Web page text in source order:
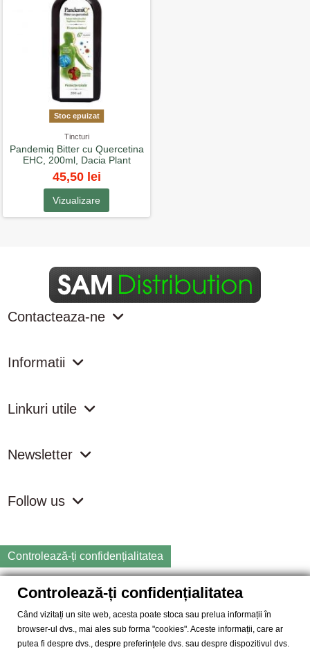
Stoc epuizat
Tincturi
Pandemiq Bitter cu Quercetina
EHC, 200ml, Dacia Plant
45,50 lei
Vizualizare
Contacteaza-ne
Informatii
Linkuri utile
Newsletter
Follow us
Controlează-ți confidențialitatea
Copyright
2026 samdistribution.ro - Magazin online cu Produse
SAM DISTRIBUTION S.R.L.- Cod fiscal: RO14935035, Registrul
Comertului: J40/10004/2002, Adresa: Str. Dimieni, nr. 7, Bucuresti,
Controlează-ți confidențialitatea
Când vizitați un site web, acesta poate stoca sau prelua informații în
browser-ul dvs., mai ales sub forma "cookies". Aceste informații, care ar
putea fi despre dvs., despre preferințele dvs. sau despre dispozitivul dvs.